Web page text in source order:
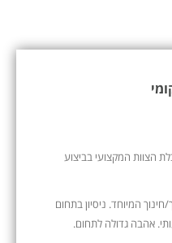
הצוות המקצועי בביצוע
המיוחד. ניסיון בתחום
אהבה גדולה לתחום.